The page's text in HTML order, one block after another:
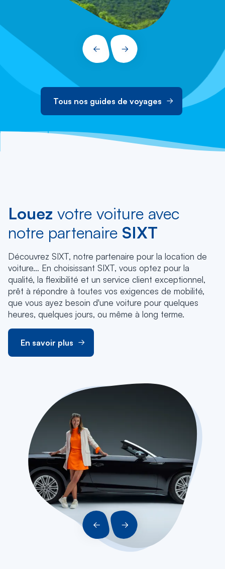
PRÉCÉDENT
SUIVANT
Tous nos guides de voyages
Louez votre voiture avec
notre partenaire SIXT
Découvrez SIXT, notre partenaire pour la location de
voiture… En choisissant SIXT, vous optez pour la
qualité, la flexibilité et un service client exceptionnel,
prêt à répondre à toutes vos exigences de mobilité,
que vous ayez besoin d'une voiture pour quelques
heures, quelques jours, ou même à long terme.
En savoir plus
En savoir plus
En savoir plus
PRÉCÉDENT
SUIVANT